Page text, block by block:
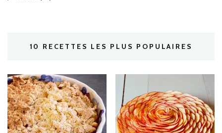
10 RECETTES LES PLUS POPULAIRES